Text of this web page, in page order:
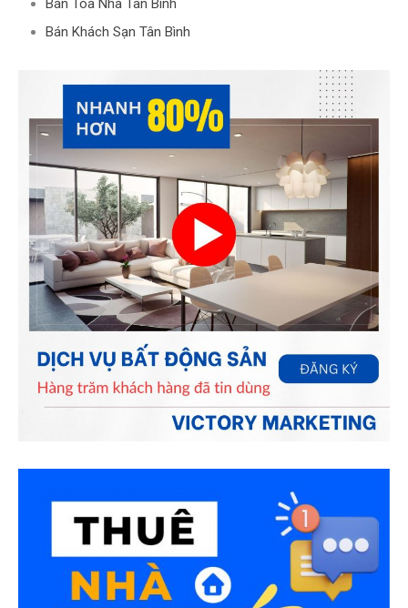
Bán Tòa Nhà Tân Bình
Bán Khách Sạn Tân Bình